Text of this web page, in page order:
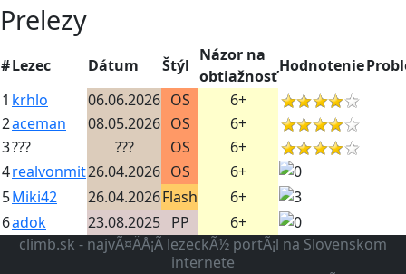
Prelezy
#Lezec Dátum Štýl
Názor na
obtiažnosť
Hodnotenie
1 krhlo 06.06.2026 OS
6+
2aceman 08.05.2026 OS
6+
3??? ??? OS
6+
4realvonmit26.04.2026 OS
6+
5Miki42 26.04.2026Flash
6+
6adok 23.08.2025 PP
6+
climb.sk - najvÃ¤ÄÅ¡Ã­ lezeckÃ½ portÃ¡l na Slovenskom
internete